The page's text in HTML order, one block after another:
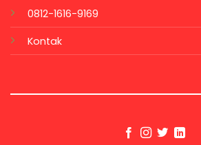
0812-1616-9169
Kontak